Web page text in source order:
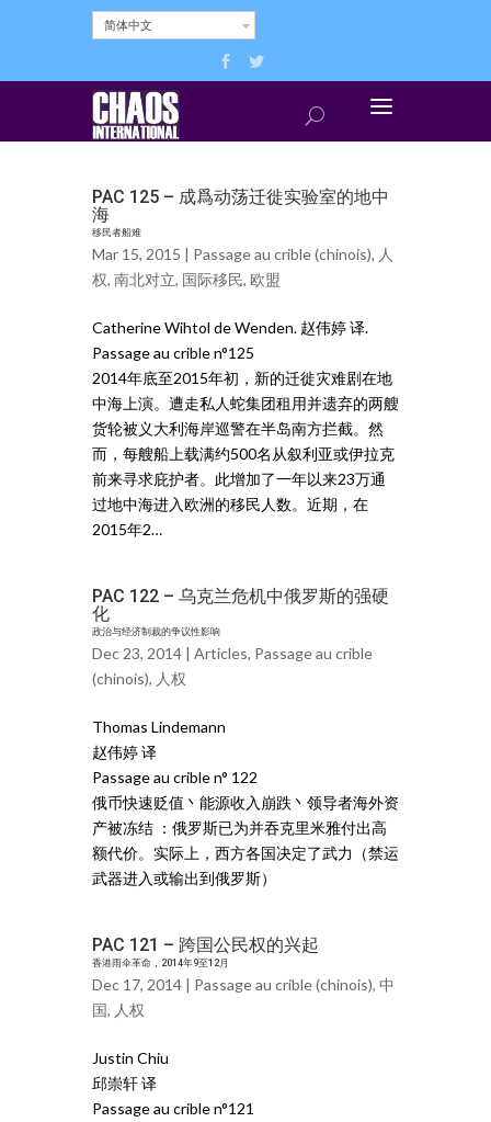
简体中文
PAC 125 – 成爲动荡迁徙实验室的地中
海
移民者船难
Mar 15, 2015 | Passage au crible (chinois), 人
权, 南北对立, 国际移民, 欧盟
Catherine Wihtol de Wenden. 赵伟婷 译.
Passage au crible n°125
2014年底至2015年初，新的迁徙灾难剧在地
中海上演。遭走私人蛇集团租用并遗弃的两艘
货轮被义大利海岸巡警在半岛南方拦截。然
而，每艘船上载满约500名从叙利亚或伊拉克
前来寻求庇护者。此增加了一年以来23万通
过地中海进入欧洲的移民人数。近期，在
2015年2…
PAC 122 – 乌克兰危机中俄罗斯的强硬
化
政治与经济制裁的争议性影响
Dec 23, 2014 | Articles, Passage au crible
(chinois), 人权
Thomas Lindemann
赵伟婷 译
Passage au crible n° 122
俄币快速贬值丶能源收入崩跌丶领导者海外资
产被冻结 ：俄罗斯已为并吞克里米雅付出高
额代价。实际上，西方各国决定了武力（禁运
武器进入或输出到俄罗斯）
PAC 121 – 跨国公民权的兴起
香港雨伞革命，2014年9至12月
Dec 17, 2014 | Passage au crible (chinois), 中
国, 人权
Justin Chiu
邱崇轩 译
Passage au crible n°121